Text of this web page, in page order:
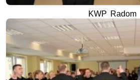
KWP Radom